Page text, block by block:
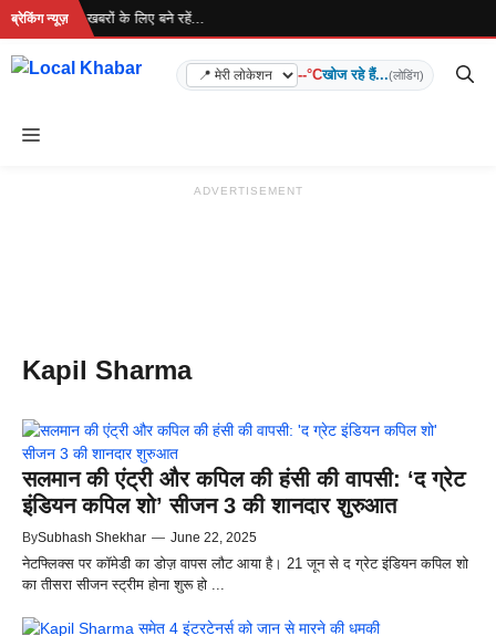
Skip
content
ब्रेकिंग न्यूज़
रहा है... ताज़ा खबरों के लिए बने रहें...
--°Cखोज रहे हैं...(लोडिंग)
Menu
ADVERTISEMENT
Kapil Sharma
सलमान की एंट्री और कपिल की हंसी की वापसी: ‘द ग्रेट
इंडियन कपिल शो’ सीजन 3 की शानदार शुरुआत
BySubhash Shekhar — June 22, 2025
नेटफ्लिक्स पर कॉमेडी का डोज़ वापस लौट आया है। 21 जून से द ग्रेट इंडियन कपिल शो
का तीसरा सीजन स्ट्रीम होना शुरू हो ...